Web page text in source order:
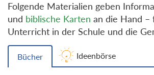
Folgende Materialien geben
und biblische Karten an die Hand –
Unterricht in der Schule und die
Bücher Ideenbörse